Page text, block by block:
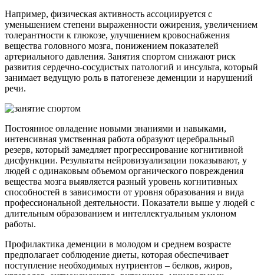
Например, физическая активность ассоциируется с
уменьшением степени выраженности ожирения, увеличением
толерантности к глюкозе, улучшением кровоснабжения
вещества головного мозга, понижением показателей
артериального давления. Занятия спортом снижают риск
развития сердечно-сосудистых патологий и инсульта, который
занимает ведущую роль в патогенезе деменции и нарушений
речи.
Постоянное овладение новыми знаниями и навыками,
интенсивная умственная работа образуют церебральный
резерв, который замедляет прогрессирование когнитивной
дисфункции. Результаты нейровизуализации показывают, у
людей с одинаковым объемом органического повреждения
вещества мозга выявляется разный уровень когнитивных
способностей в зависимости от уровня образования и вида
профессиональной деятельности. Показатели выше у людей с
длительным образованием и интеллектуальным уклоном
работы.
Профилактика деменции в молодом и среднем возрасте
предполагает соблюдение диеты, которая обеспечивает
поступление необходимых нутриентов – белков, жиров,